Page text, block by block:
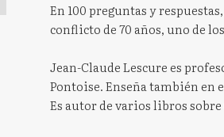
En 100 preguntas y
conflicto de 70 años, uno de
Jean-Claude Lescure es
Pontoise. Enseña también en
Es autor de varios libros